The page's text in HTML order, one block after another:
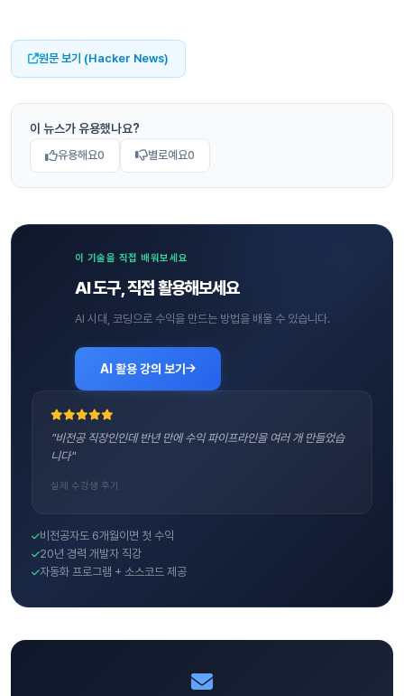
원문 보기 (Hacker News)
이 뉴스가 유용했나요?
유용해요0 별로예요0
이 기술을 직접 배워보세요
AI 도구, 직접 활용해보세요
AI 시대, 코딩으로 수익을 만드는 방법을 배울 수 있습니다.
AI 활용 강의 보기
"비전공 직장인인데 반년 만에 수익 파이프라인을 여러 개 만들었습
니다"
실제 수강생 후기
비전공자도 6개월이면 첫 수익
20년 경력 개발자 직강
자동화 프로그램 + 소스코드 제공